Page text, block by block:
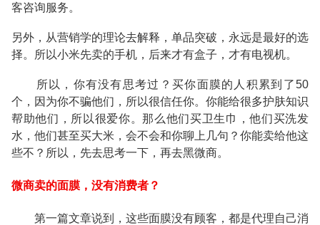
客咨询服务。
另外，从营销学的理论去解释，单品突破，永远是最好的选
择。所以小米先卖的手机，后来才有盒子，才有电视机。
所以，你有没有思考过？买你面膜的人积累到了50
个，因为你不骗他们，所以很信任你。你能给很多护肤知识
帮助他们，所以很爱你。那么他们买卫生巾，他们买洗发
水，他们甚至买大米，会不会和你聊上几句？你能卖给他这
些不？所以，先去思考一下，再去黑微商。
微商卖的面膜，没有消费者？
第一篇文章说到，这些面膜没有顾客，都是代理自己消